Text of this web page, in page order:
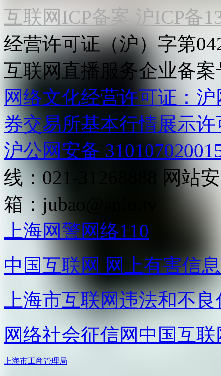
互联网ICP备案 沪ICP备
经营许可证（沪）字第
互联网直播服务企业备案
网络文化经营许可证：
券交易所基本行情展示许
沪公网安备
线：021-31268888
网站
箱： jubao@aniu.tv
上海网警网络110
中国互联网 网上有害信
上海市互联网违法和不
网络社会征信网 中国互
上海市工商管理局